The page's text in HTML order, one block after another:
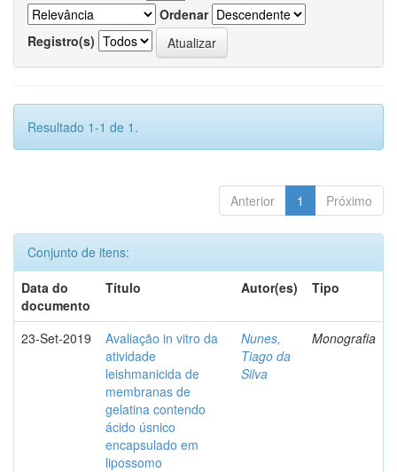
Ordenar
Registro(s)
Resultado 1-1 de 1.
Anterior 1 Próximo
Conjunto de itens:
Data do
documento
Título Autor(es) Tipo
23-Set-2019
Avaliação in vitro da
atividade
leishmanicida de
membranas de
gelatina contendo
ácido úsnico
encapsulado em
lipossomo
Nunes,
Tiago da
Silva
Monografia